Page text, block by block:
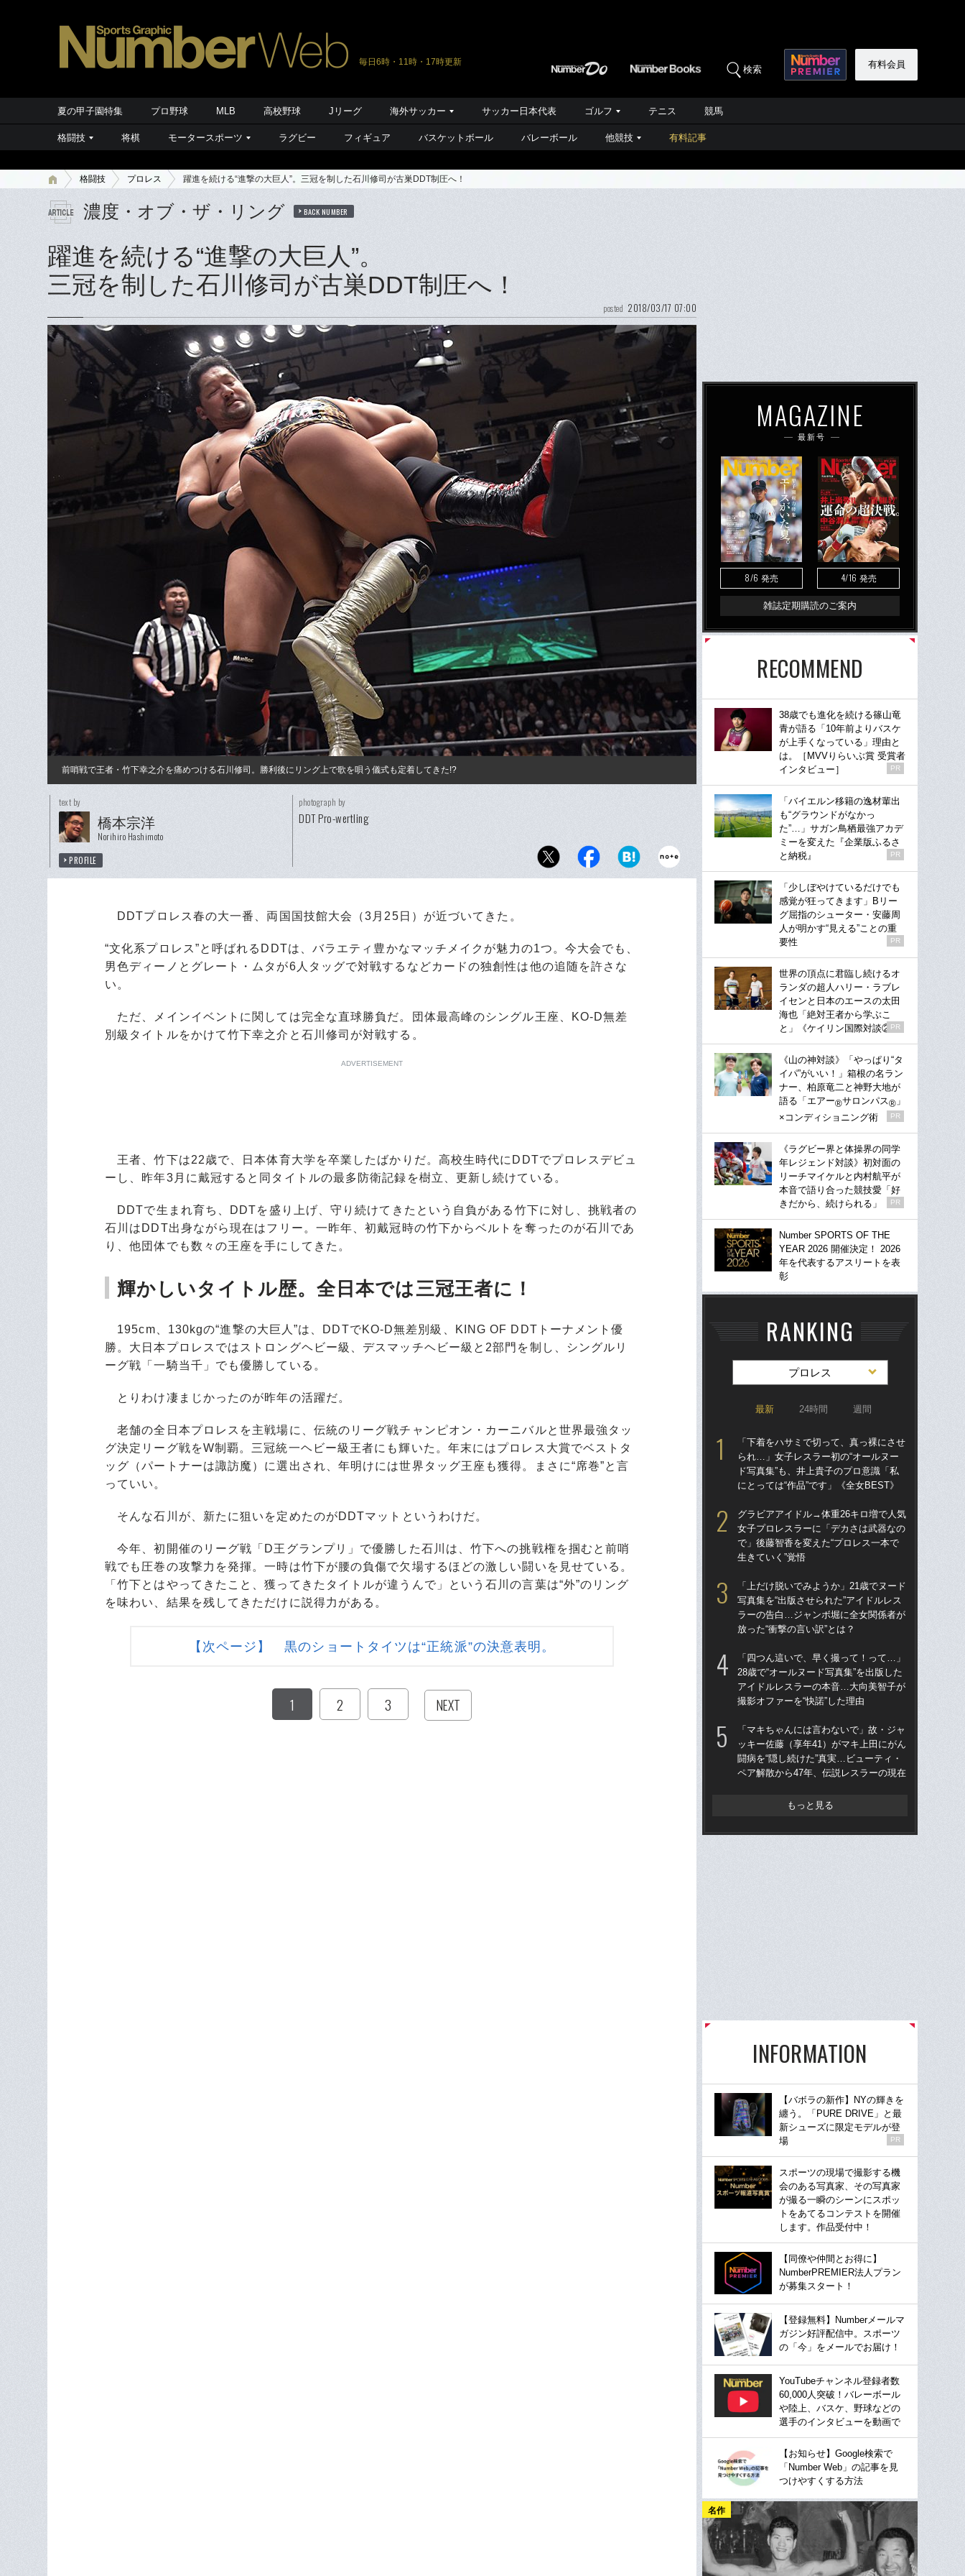
毎日6時・11時・17時更新
検索 有料会員
夏の甲子園特集 プロ野球 MLB 高校野球 Jリーグ 海外サッカー サッカー日本代表 ゴルフ テニス 競馬
格闘技 将棋 モータースポーツ ラグビー フィギュア バスケットボール バレーボール 他競技 有料記事
格闘技 プロレス 躍進を続ける“進撃の大巨人”。三冠を制した石川修司が古巣DDT制圧へ！
濃度・オブ・ザ・リング BACK NUMBER
躍進を続ける“進撃の大巨人”。
三冠を制した石川修司が古巣DDT制圧へ！
posted 2018/03/17 07:00
前哨戦で王者・竹下幸之介を痛めつける石川修司。勝利後にリング上で歌を唄う儀式も定着してきた!?
text by
橋本宗洋
Norihiro Hashimoto
PROFILE
photograph by
DDT Pro-wertling
DDTプロレス春の大一番、両国国技館大会（3月25日）が近づいてきた。
“文化系プロレス”と呼ばれるDDTは、バラエティ豊かなマッチメイクが魅力の1つ。今大会でも、
男色ディーノとグレート・ムタが6人タッグで対戦するなどカードの独創性は他の追随を許さな
い。
ただ、メインイベントに関しては完全な直球勝負だ。団体最高峰のシングル王座、KO-D無差
別級タイトルをかけて竹下幸之介と石川修司が対戦する。
ADVERTISEMENT
王者、竹下は22歳で、日本体育大学を卒業したばかりだ。高校生時代にDDTでプロレスデビュ
ーし、昨年3月に戴冠すると同タイトルの最多防衛記録を樹立、更新し続けている。
DDTで生まれ育ち、DDTを盛り上げ、守り続けてきたという自負がある竹下に対し、挑戦者の
石川はDDT出身ながら現在はフリー。一昨年、初戴冠時の竹下からベルトを奪ったのが石川であ
り、他団体でも数々の王座を手にしてきた。
輝かしいタイトル歴。全日本では三冠王者に！
195cm、130kgの“進撃の大巨人”は、DDTでKO-D無差別級、KING OF DDTトーナメント優
勝。大日本プロレスではストロングヘビー級、デスマッチヘビー級と2部門を制し、シングルリ
ーグ戦「一騎当千」でも優勝している。
とりわけ凄まじかったのが昨年の活躍だ。
老舗の全日本プロレスを主戦場に、伝統のリーグ戦チャンピオン・カーニバルと世界最強タッ
グ決定リーグ戦をW制覇。三冠統一ヘビー級王者にも輝いた。年末にはプロレス大賞でベストタ
ッグ（パートナーは諏訪魔）に選出され、年明けには世界タッグ王座も獲得。まさに“席巻”と言
っていい。
そんな石川が、新たに狙いを定めたのがDDTマットというわけだ。
今年、初開催のリーグ戦「D王グランプリ」で優勝した石川は、竹下への挑戦権を掴むと前哨
戦でも圧巻の攻撃力を発揮。一時は竹下が腰の負傷で欠場するほどの激しい闘いを見せている。
「竹下とはやってきたこと、獲ってきたタイトルが違うんで」という石川の言葉は“外”のリング
を味わい、結果を残してきただけに説得力がある。
【次ページ】 黒のショートタイツは“正統派”の決意表明。
1 2 3 NEXT
MAGAZINE
最新号
8/6 発売 4/16 発売
雑誌定期購読のご案内
RECOMMEND
38歳でも進化を続ける篠山竜
青が語る「10年前よりバスケ
が上手くなっている」理由と
は。［MVVりらいぶ賞 受賞者
インタビュー］
PR
「バイエルン移籍の逸材輩出
も“グラウンドがなかっ
た”…」サガン鳥栖最強アカデ
ミーを変えた『企業版ふるさ
と納税』
PR
「少しぼやけているだけでも
感覚が狂ってきます」Bリー
グ屈指のシューター・安藤周
人が明かす“見える”ことの重
要性
PR
世界の頂点に君臨し続けるオ
ランダの超人ハリー・ラブレ
イセンと日本のエースの太田
海也「絶対王者から学ぶこ
と」《ケイリン国際対談②》
PR
《山の神対談》「やっぱり“タ
イパ”がいい！」箱根の名ラン
ナー、柏原竜二と神野大地が
語る「エアー®サロンパス® 」
×コンディショニング術
PR
《ラグビー界と体操界の同学
年レジェンド対談》初対面の
リーチマイケルと内村航平が
本音で語り合った競技愛「好
きだから、続けられる」
PR
Number SPORTS OF THE
YEAR 2026 開催決定！ 2026
年を代表するアスリートを表
彰
RANKING
プロレス
最新 24時間 週間
「下着をハサミで切って、真っ裸にさせ
られ…」女子レスラー初の“オールヌー
ド写真集”も、井上貴子のプロ意識「私
にとっては“作品”です」《全女BEST》
グラビアアイドル→体重26キロ増で人気
女子プロレスラーに「デカさは武器なの
で」後藤智香を変えた“プロレス一本で
生きていく”覚悟
「上だけ脱いでみようか」21歳でヌード
写真集を“出版させられた”アイドルレス
ラーの告白…ジャンボ堀に全女関係者が
放った“衝撃の言い訳”とは？
「四つん這いで、早く撮って！って…」
28歳で“オールヌード写真集”を出版した
アイドルレスラーの本音…大向美智子が
撮影オファーを“快諾”した理由
「マキちゃんには言わないで」故・ジャ
ッキー佐藤（享年41）がマキ上田にがん
闘病を“隠し続けた”真実…ビューティ・
ペア解散から47年、伝説レスラーの現在
もっと見る
INFORMATION
【バボラの新作】NYの輝きを
纏う。「PURE DRIVE」と最
新シューズに限定モデルが登
場
PR
スポーツの現場で撮影する機
会のある写真家、その写真家
が撮る一瞬のシーンにスポッ
トをあてるコンテストを開催
します。作品受付中！
【同僚や仲間とお得に】
NumberPREMIER法人プラン
が募集スタート！
【登録無料】Numberメールマ
ガジン好評配信中。スポーツ
の「今」をメールでお届け！
YouTubeチャンネル登録者数
60,000人突破！バレーボール
や陸上、バスケ、野球などの
選手のインタビューを動画で
【お知らせ】Google検索で
「Number Web」の記事を見
つけやすくする方法
名作